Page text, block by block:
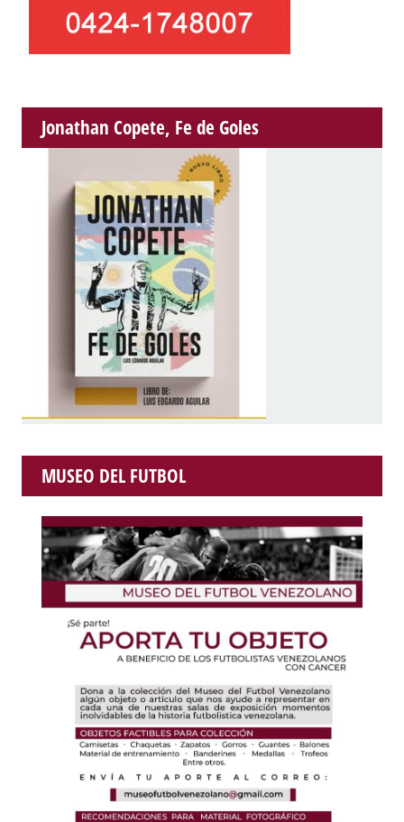
Jonathan Copete, Fe de Goles
MUSEO DEL FUTBOL